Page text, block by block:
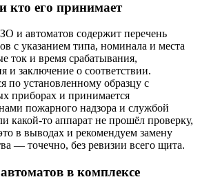
кто его принимает
и автоматов содержит перечень
с указанием типа, номинала и места
ток и время срабатывания,
и заключение о соответствии.
по установленному образцу с
приборах и принимается
пожарного надзора и службой
какой-то аппарат не прошёл проверку,
в выводах и рекомендуем замену
— точечно, без ревизии всего щита.
в комплексе